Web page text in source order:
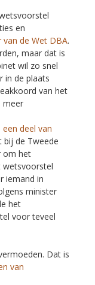
en
van de Wet DBA.
maar dat is
wil zo snel
in de plaats
van het
meer
deel van
de Tweede
om het
wetsvoorstel
iemand in
minister
het
voor teveel
Dat is
van